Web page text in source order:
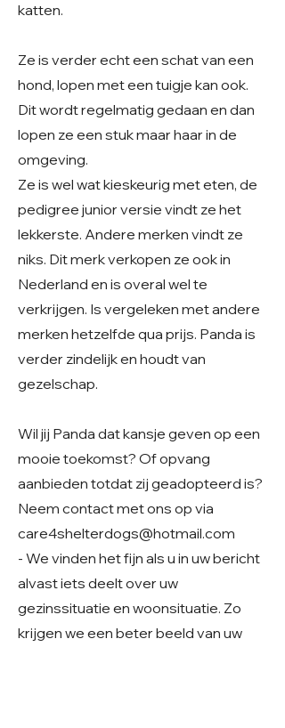
katten.
Ze is verder echt een schat van een
hond, lopen met een tuigje kan ook.
Dit wordt regelmatig gedaan en dan
lopen ze een stuk maar haar in de
omgeving.
Ze is wel wat kieskeurig met eten, de
pedigree junior versie vindt ze het
lekkerste. Andere merken vindt ze
niks. Dit merk verkopen ze ook in
Nederland en is overal wel te
verkrijgen. Is vergeleken met andere
merken hetzelfde qua prijs. Panda is
verder zindelijk en houdt van
gezelschap.
Wil jij Panda dat kansje geven op een
mooie toekomst? Of opvang
aanbieden totdat zij geadopteerd is?
Neem contact met ons op via
care4shelterdogs@hotmail.com
- We vinden het fijn als u in uw bericht
alvast iets deelt over uw
gezinssituatie en woonsituatie. Zo
krijgen we een beter beeld van uw